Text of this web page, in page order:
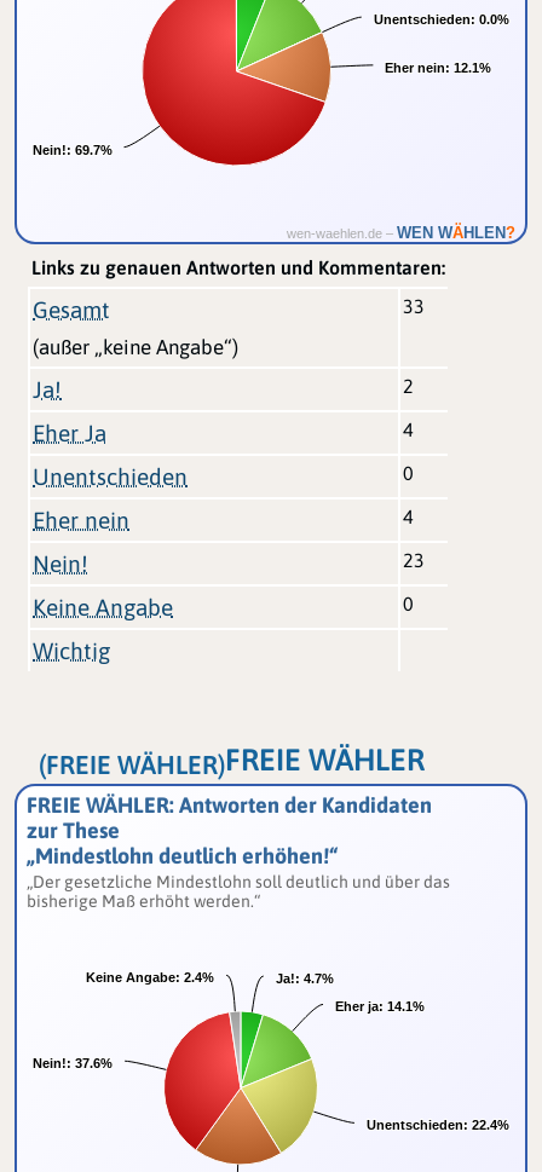
Unentschieden: 0.0%
Unentschieden: 0.0%
Eher nein: 12.1%
Eher nein: 12.1%
Nein!: 69.7%
Nein!: 69.7%
wen-waehlen.de – WEN WÄHLEN?
Links zu genauen Antworten und Kommentaren:
Gesamt
(außer „keine Angabe“)
33
Ja! 2
Eher Ja 4
Unentschieden 0
Eher nein 4
Nein! 23
Keine Angabe 0
Wichtig
FREIE WÄHLER
(FREIE WÄHLER)
Ja!: 4.7%
Ja!: 4.7%
Eher ja: 14.1%
Eher ja: 14.1%
Unentschieden: 22.4%
Unentschieden: 22.4%
Nein!: 37.6%
Nein!: 37.6%
Keine Angabe: 2.4%
Keine Angabe: 2.4%
FREIE WÄHLER: Antworten der Kandidaten
zur These
„Mindestlohn deutlich erhöhen!“
„Der gesetzliche Mindestlohn soll deutlich und über das
bisherige Maß erhöht werden.“